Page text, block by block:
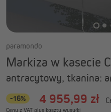
paramondo
Markiza w kasecie
antracytowy, tkanina:
-16% 4 955,99 zł
Ceny z VAT plus koszty wysyłki